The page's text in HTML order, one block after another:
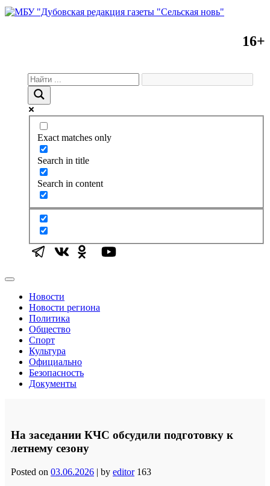
16+
Exact matches only
Search in title
Search in content
Новости
Новости региона
Политика
Общество
Спорт
Культура
Официально
Безопасность
Документы
На заседании КЧС обсудили подготовку к
летнему сезону
Posted on 03.06.2026 | by editor 163